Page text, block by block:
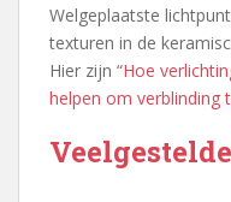
Welgeplaatste
texturen in de
Hier zijn “Hoe
helpen om verblinding